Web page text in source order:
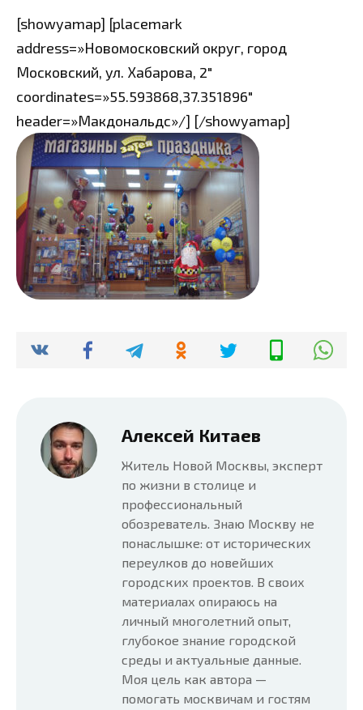
[showyamap] [placemark
address=»Новомосковский округ, город
Московский, ул. Хабарова, 2″
coordinates=»55.593868,37.351896″
header=»Макдональдс»/] [/showyamap]
Алексей Китаев
Житель Новой Москвы, эксперт
по жизни в столице и
профессиональный
обозреватель. Знаю Москву не
понаслышке: от исторических
переулков до новейших
городских проектов. В своих
материалах опираюсь на
личный многолетний опыт,
глубокое знание городской
среды и актуальные данные.
Моя цель как автора —
помогать москвичам и гостям